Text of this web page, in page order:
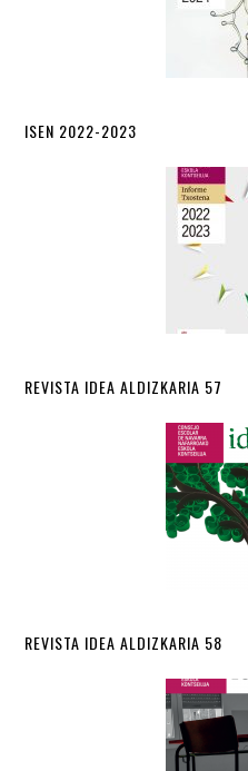
ISEN 2022-2023
REVISTA IDEA ALDIZKARIA 57
REVISTA IDEA ALDIZKARIA 58